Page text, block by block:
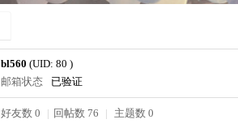
bl560 (UID: 80 )
邮箱状态
已验证
好友数 0 | 回帖数 76 | 主题数 0